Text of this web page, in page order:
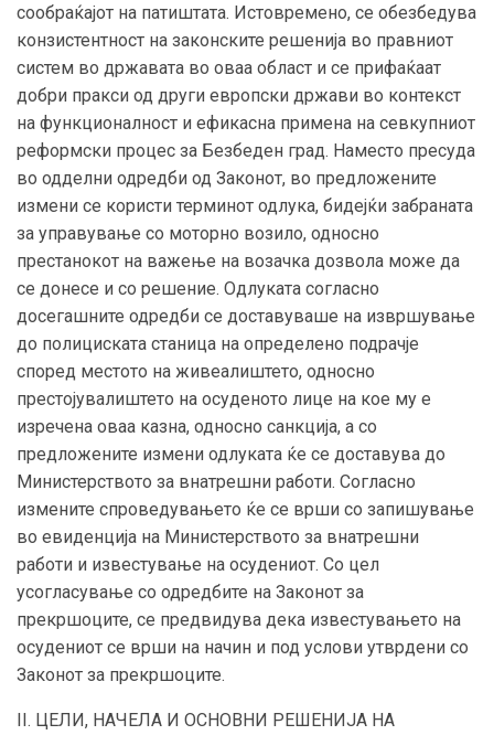
сообраќајот на патиштата. Истовремено, се обезбедува
конзистентност на законските решенија во правниот
систем во државата во оваа област и се прифаќаат
добри пракси од други европски држави во контекст
на функционалност и ефикасна примена на севкупниот
реформски процес за Безбеден град. Наместо пресуда
во одделни одредби од Законот, во предложените
измени се користи терминот одлука, бидејќи забраната
за управување со моторно возило, односно
престанокот на важење на возачка дозвола може да
се донесе и со решение. Одлуката согласно
досегашните одредби се доставуваше на извршување
до полициската станица на определено подрачје
според местото на живеалиштето, односно
престојувалиштето на осуденото лице на кое му е
изречена оваа казна, односно санкција, а со
предложените измени одлуката ќе се доставува до
Министерството за внатрешни работи. Согласно
измените спроведувањето ќе се врши со запишување
во евиденција на Министерството за внатрешни
работи и известување на осудениот. Со цел
усогласување со одредбите на Законот за
прекршоците, се предвидува дека известувањето на
осудениот се врши на начин и под услови утврдени со
Законот за прекршоците.
II. ЦЕЛИ, НАЧЕЛА И ОСНОВНИ РЕШЕНИЈА НА